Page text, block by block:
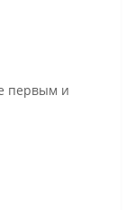
первым и